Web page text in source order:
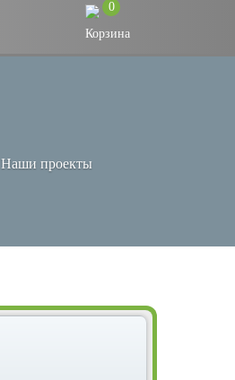
0
Наши проекты